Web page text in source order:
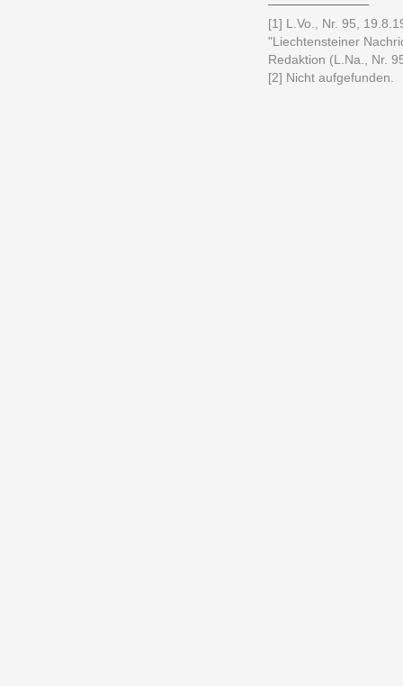
[1] L.Vo., Nr. 95,
"Liechtensteiner
Redaktion (L.Na., Nr.
[2] Nicht aufgefunden.